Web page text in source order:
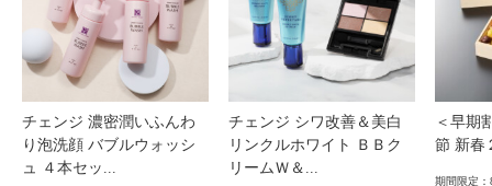
チェンジ 濃密潤いふんわ
り泡洗顔 バブルウォッシ
ュ ４本セッ...
チェンジ シワ改善＆美白
リンクルホワイト ＢＢク
リームＷ＆...
＜早期
節 新春
期間限定：